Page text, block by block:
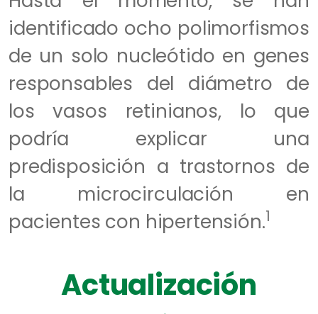
identificado ocho polimorfismos
de un solo nucleótido en genes
responsables del diámetro de
los vasos retinianos, lo que
podría explicar una
predisposición a trastornos de
la microcirculación en
pacientes con hipertensión.1
Actualización